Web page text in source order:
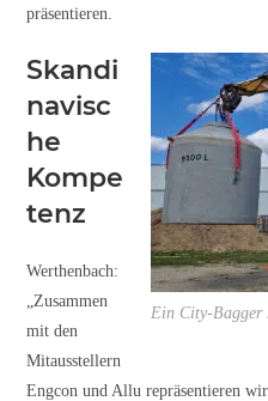
präsentieren.
Ein City-Bagger
Skandi
navisc
he
Kompe
tenz
Werthenbach:
„Zusammen
mit den
Mitausstellern
Engcon und Allu repräsentieren